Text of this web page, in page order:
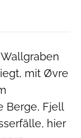
mit Øvre
Berge, Fjell
hier